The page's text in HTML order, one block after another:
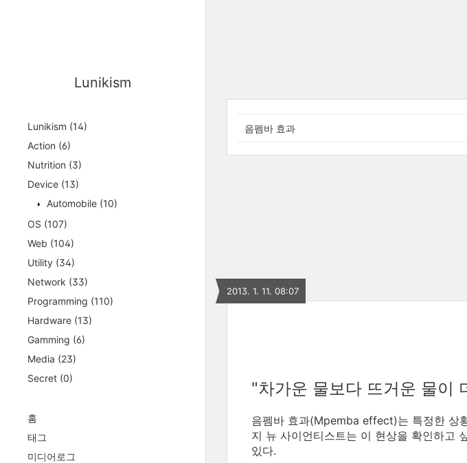
Lunikism
Lunikism (14)
Action (6)
Nutrition (3)
Device (13)
Automobile (10)
OS (107)
Web (104)
Utility (34)
Network (33)
Programming (110)
Hardware (13)
Gamming (6)
Media (23)
Secret (0)
홈
태그
미디어로그
음펨바 효과
2013. 1. 11. 08:07
"차가운 물보다 뜨거운 물이
음펨바 효과(Mpemba effect)는 특정한 상
지 뉴 사이언티스트는 이 현상을 확인하고
있다.